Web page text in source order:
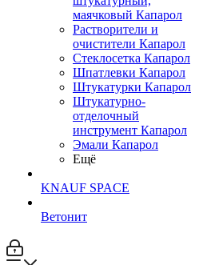
маячковый Капарол
Растворители и
очистители Капарол
Cтеклосетка Капарол
Шпатлевки Капарол
Штукатурки Капарол
Штукатурно-
отделочный
инструмент Капарол
Эмали Капарол
Ещё
KNAUF SPACE
Ветонит